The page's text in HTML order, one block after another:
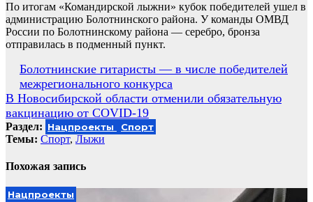
По итогам «Командирской лыжни» кубок победителей ушел в
администрацию Болотнинского района. У команды ОМВД
России по Болотнинскому района — серебро, бронза
отправилась в подменный пункт.
Навигация
по
записям
Болотнинские гитаристы — в числе победителей
межрегионального конкурса
В Новосибирской области отменили обязательную
вакцинацию от COVID-19
Раздел: Нацпроекты Спорт
Темы: Cпорт, Лыжи
Похожая запись
Нацпроекты